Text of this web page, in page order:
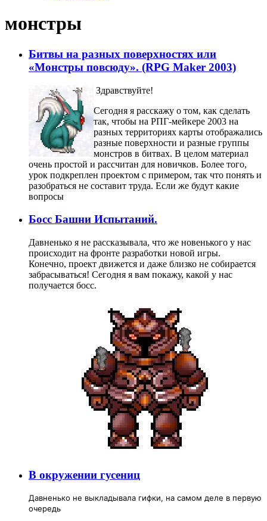
монстры
Битвы на разных поверхностях или
«Монстры повсюду». (RPG Maker 2003)
Здравствуйте!
Сегодня я расскажу о том, как сделать
так, чтобы на РПГ-мейкере 2003 на
разных территориях карты отображались
разные поверхности и разные группы
монстров в битвах. В целом материал
очень простой и рассчитан для новичков. Более того,
урок подкреплен проектом с примером, так что понять и
разобраться не составит труда. Если же будут какие
вопросы
Босс Башни Испытаний.
Давненько я не рассказывала, что же новенького у нас
происходит на фронте разработки новой игры.
Конечно, проект движется и даже близко не собирается
забрасываться! Сегодня я вам покажу, какой у нас
получается босс.
В окружении гусениц
Давненько не выкладывала гифки, на самом деле в первую
очередь